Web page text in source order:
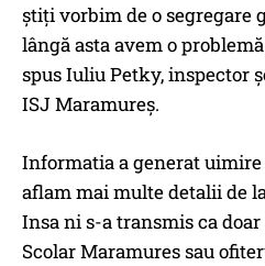
știți vorbim de o segregare
lângă asta avem o
spus Iuliu Petky, inspector
ISJ Maramureș.
Informatia a generat
aflam mai multe detalii de
Insa ni s-a transmis ca
Scolar Maramures sau